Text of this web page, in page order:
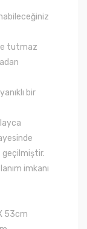
tutmaz
bir
geçilmiştir.
imkanı
53cm